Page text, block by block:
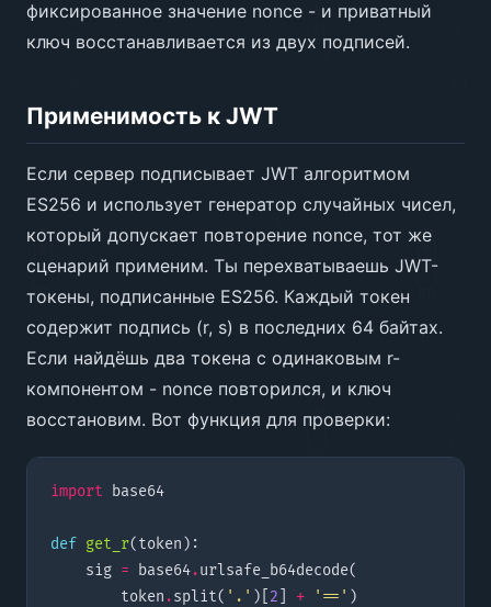
фиксированное значение nonce - и приватный
ключ восстанавливается из двух подписей.
Применимость к JWT
Если сервер подписывает JWT алгоритмом
ES256 и использует генератор случайных чисел,
который допускает повторение nonce, тот же
сценарий применим. Ты перехватываешь JWT-
токены, подписанные ES256. Каждый токен
содержит подпись (r, s) в последних 64 байтах.
Если найдёшь два токена с одинаковым r-
компонентом - nonce повторился, и ключ
восстановим. Вот функция для проверки:
import base64
def get_r( token ):
sig = base64.urlsafe_b64decode(
token .split( '.' )[ 2 + '==' )